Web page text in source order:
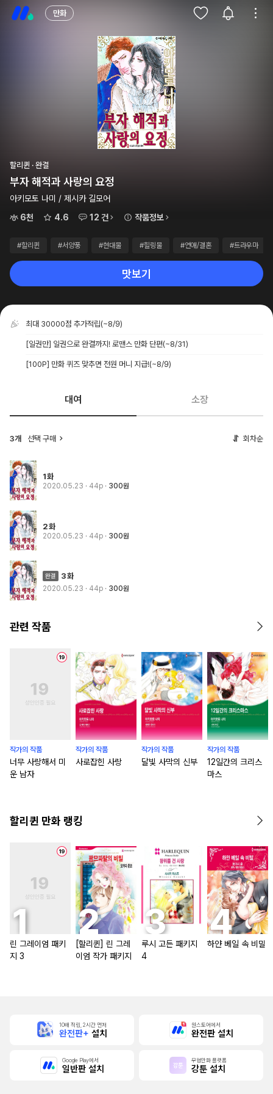
만화
할리퀸 · 완결
부자 해적과 사랑의 요정
아키모토 나미 / 제시카 길모어
6천
4.6 12 건 작품정보
#할리퀸 #서양풍 #현대물 #힐링물 #연애/결혼 #트라우마
맛보기
최대 30000점 추가적립(~8/9)
[일권만] 일권으로 완결까지! 로맨스 만화 단편(~8/31)
[100P] 만화 퀴즈 맞추면 전원 머니 지급!(~8/9)
대여 소장
3개 선택 구매 회차순
1화
2020.05.23 · 44p 300원
2화
2020.05.23 · 44p 300원
3화
2020.05.23 · 44p 300원
관련 작품
작가의 작품
너무 사랑해서 미
운 남자
작가의 작품
사로잡힌 사랑
작가의 작품
달빛 사막의 신부
작가의 작품
12일간의 크리스
마스
할리퀸 만화 랭킹
린 그레이엄 패키
지 3
[할리퀸] 린 그레
이엄 작가 패키지
루시 고든 패키지
4
하얀 베일 속 비밀
10배 적립, 2시간 먼저
완전판+ 설치
원스토어에서
완전판 설치
Google Play에서
일반판 설치
무협만화 플랫폼
강툰 설치